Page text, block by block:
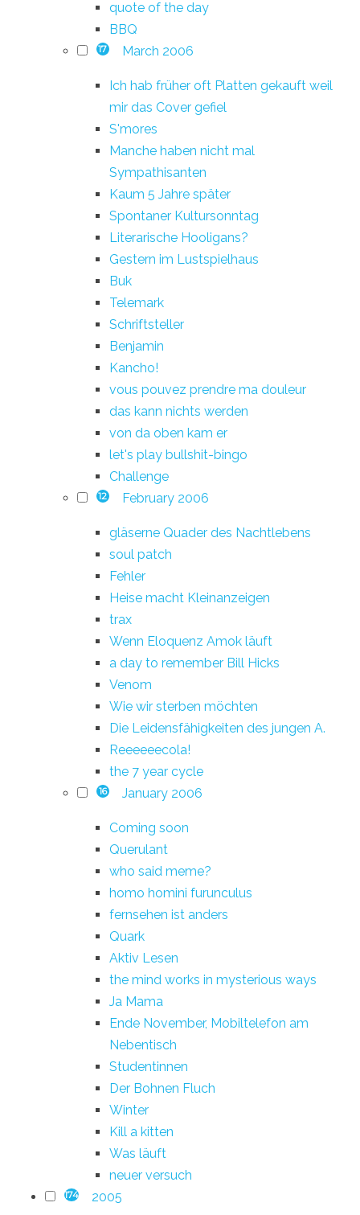
quote of the day
BBQ
17 March 2006
Ich hab früher oft Platten gekauft weil
mir das Cover gefiel
S'mores
Manche haben nicht mal
Sympathisanten
Kaum 5 Jahre später
Spontaner Kultursonntag
Literarische Hooligans?
Gestern im Lustspielhaus
Buk
Telemark
Schriftsteller
Benjamin
Kancho!
vous pouvez prendre ma douleur
das kann nichts werden
von da oben kam er
let's play bullshit-bingo
Challenge
12 February 2006
gläserne Quader des Nachtlebens
soul patch
Fehler
Heise macht Kleinanzeigen
trax
Wenn Eloquenz Amok läuft
a day to remember Bill Hicks
Venom
Wie wir sterben möchten
Die Leidensfähigkeiten des jungen A.
Reeeeeecola!
the 7 year cycle
16 January 2006
Coming soon
Querulant
who said meme?
homo homini furunculus
fernsehen ist anders
Quark
Aktiv Lesen
the mind works in mysterious ways
Ja Mama
Ende November, Mobiltelefon am
Nebentisch
Studentinnen
Der Bohnen Fluch
Winter
Kill a kitten
Was läuft
neuer versuch
174 2005